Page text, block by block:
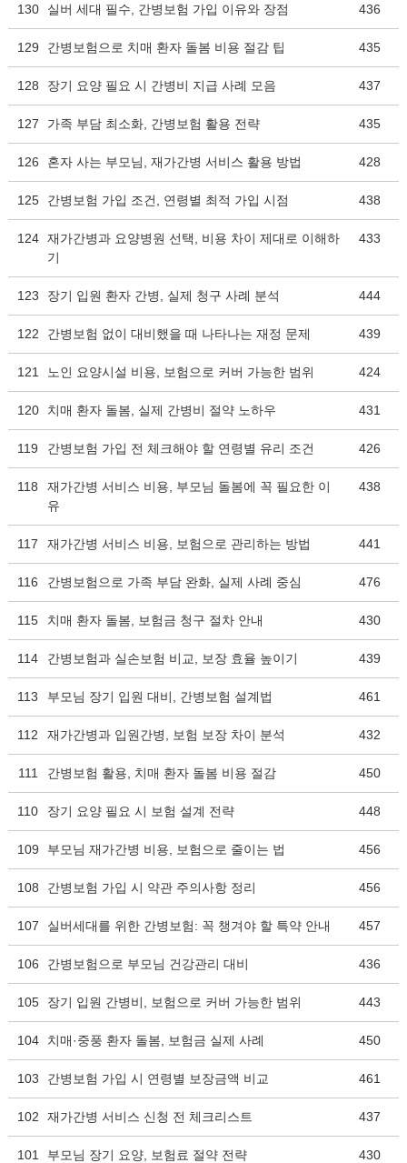
130 실버 세대 필수, 간병보험 가입 이유와 장점 436
129 간병보험으로 치매 환자 돌봄 비용 절감 팁 435
128 장기 요양 필요 시 간병비 지급 사례 모음 437
127 가족 부담 최소화, 간병보험 활용 전략 435
126 혼자 사는 부모님, 재가간병 서비스 활용 방법 428
125 간병보험 가입 조건, 연령별 최적 가입 시점 438
124 재가간병과 요양병원 선택, 비용 차이 제대로 이해하
기
433
123 장기 입원 환자 간병, 실제 청구 사례 분석 444
122 간병보험 없이 대비했을 때 나타나는 재정 문제 439
121 노인 요양시설 비용, 보험으로 커버 가능한 범위 424
120 치매 환자 돌봄, 실제 간병비 절약 노하우 431
119 간병보험 가입 전 체크해야 할 연령별 유리 조건 426
118
재가간병 서비스 비용, 부모님 돌봄에 꼭 필요한 이
유
438
117 재가간병 서비스 비용, 보험으로 관리하는 방법 441
116 간병보험으로 가족 부담 완화, 실제 사례 중심 476
115 치매 환자 돌봄, 보험금 청구 절차 안내 430
114 간병보험과 실손보험 비교, 보장 효율 높이기 439
113 부모님 장기 입원 대비, 간병보험 설계법 461
112 재가간병과 입원간병, 보험 보장 차이 분석 432
111 간병보험 활용, 치매 환자 돌봄 비용 절감 450
110 장기 요양 필요 시 보험 설계 전략 448
109 부모님 재가간병 비용, 보험으로 줄이는 법 456
108 간병보험 가입 시 약관 주의사항 정리 456
107 실버세대를 위한 간병보험: 꼭 챙겨야 할 특약 안내 457
106 간병보험으로 부모님 건강관리 대비 436
105 장기 입원 간병비, 보험으로 커버 가능한 범위 443
104 치매·중풍 환자 돌봄, 보험금 실제 사례 450
103 간병보험 가입 시 연령별 보장금액 비교 461
102 재가간병 서비스 신청 전 체크리스트 437
101 부모님 장기 요양, 보험료 절약 전략 430